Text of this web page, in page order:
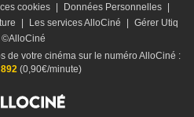
cookies | Données Personnelles |
| Les services AlloCiné | Gérer Utiq
©AlloCiné
de votre cinéma sur le numéro AlloCiné :
(0,90€/minute)